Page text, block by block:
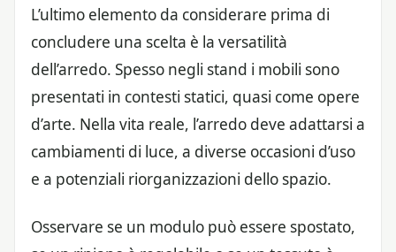
L’ultimo elemento da considerare prima di
concludere una scelta è la versatilità
dell’arredo. Spesso negli stand i mobili sono
presentati in contesti statici, quasi come opere
d’arte. Nella vita reale, l’arredo deve adattarsi a
cambiamenti di luce, a diverse occasioni d’uso
e a potenziali riorganizzazioni dello spazio.
Osservare se un modulo può essere spostato,